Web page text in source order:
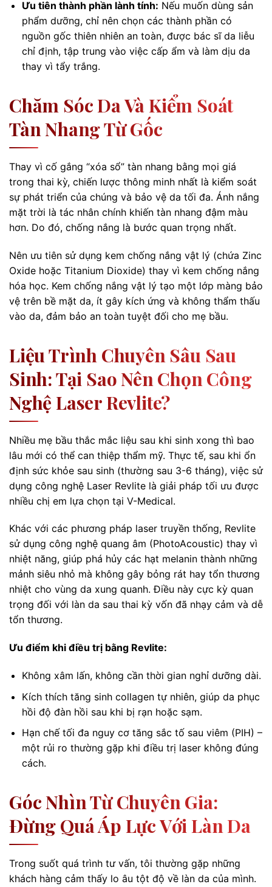
Ưu tiên thành phần lành tính: Nếu muốn dùng sản
phẩm dưỡng, chỉ nên chọn các thành phần có
nguồn gốc thiên nhiên an toàn, được bác sĩ da liễu
chỉ định, tập trung vào việc cấp ẩm và làm dịu da
thay vì tẩy trắng.
Chăm Sóc Da Và Kiểm Soát
Tàn Nhang Từ Gốc
Thay vì cố gắng “xóa sổ” tàn nhang bằng mọi giá
trong thai kỳ, chiến lược thông minh nhất là kiểm soát
sự phát triển của chúng và bảo vệ da tối đa. Ánh nắng
mặt trời là tác nhân chính khiến tàn nhang đậm màu
hơn. Do đó, chống nắng là bước quan trọng nhất.
Nên ưu tiên sử dụng kem chống nắng vật lý (chứa Zinc
Oxide hoặc Titanium Dioxide) thay vì kem chống nắng
hóa học. Kem chống nắng vật lý tạo một lớp màng bảo
vệ trên bề mặt da, ít gây kích ứng và không thẩm thấu
vào da, đảm bảo an toàn tuyệt đối cho mẹ bầu.
Liệu Trình Chuyên Sâu Sau
Sinh: Tại Sao Nên Chọn Công
Nghệ Laser Revlite?
Nhiều mẹ bầu thắc mắc liệu sau khi sinh xong thì bao
lâu mới có thể can thiệp thẩm mỹ. Thực tế, sau khi ổn
định sức khỏe sau sinh (thường sau 3-6 tháng), việc sử
dụng công nghệ Laser Revlite là giải pháp tối ưu được
nhiều chị em lựa chọn tại V-Medical.
Khác với các phương pháp laser truyền thống, Revlite
sử dụng công nghệ quang âm (PhotoAcoustic) thay vì
nhiệt năng, giúp phá hủy các hạt melanin thành những
mảnh siêu nhỏ mà không gây bỏng rát hay tổn thương
nhiệt cho vùng da xung quanh. Điều này cực kỳ quan
trọng đối với làn da sau thai kỳ vốn đã nhạy cảm và dễ
tổn thương.
Ưu điểm khi điều trị bằng Revlite:
Không xâm lấn, không cần thời gian nghỉ dưỡng dài.
Kích thích tăng sinh collagen tự nhiên, giúp da phục
hồi độ đàn hồi sau khi bị rạn hoặc sạm.
Hạn chế tối đa nguy cơ tăng sắc tố sau viêm (PIH) –
một rủi ro thường gặp khi điều trị laser không đúng
cách.
Góc Nhìn Từ Chuyên Gia:
Đừng Quá Áp Lực Với Làn Da
Trong suốt quá trình tư vấn, tôi thường gặp những
khách hàng cảm thấy lo âu tột độ về làn da của mình.